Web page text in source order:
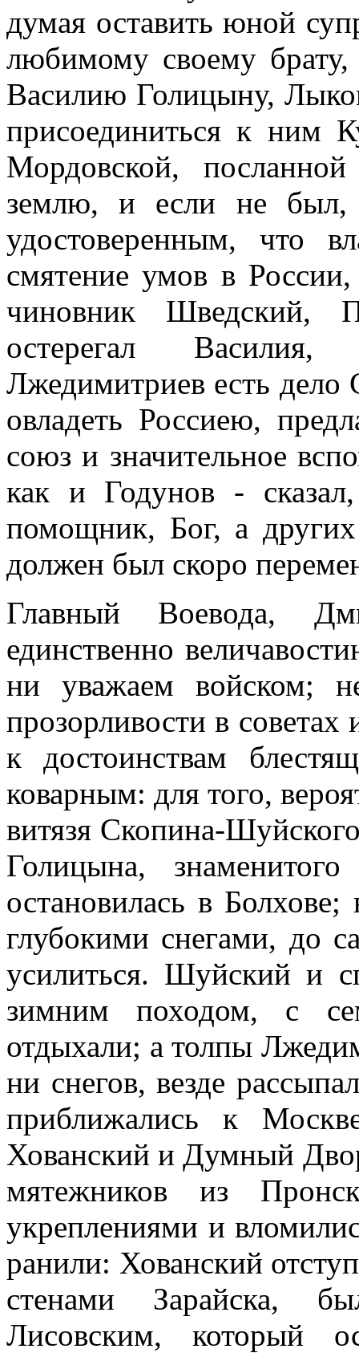
думая оставить юной
любимому своему
Василию Голицыну,
присоединиться к ним
Мордовской,
землю, и если не был,
удостоверенным, что
смятение умов в
чиновник Шведский,
остерегал
Лжедимитриев есть
овладеть Россиею,
союз и значительное
как и Годунов -
помощник, Бог, а
должен был скоро
Главный Воевода,
единственно
ни уважаем войском;
прозорливости в
к достоинствам
коварным: для того,
витязя Скопина-
Голицына,
остановилась в
глубокими снегами, до
усилиться. Шуйский и
зимним походом, с
отдыхали; а толпы
ни снегов, везде
приближались к
Хованский и Думный
мятежников из
укреплениями и
ранили: Хованский
стенами Зарайска,
Лисовским, который